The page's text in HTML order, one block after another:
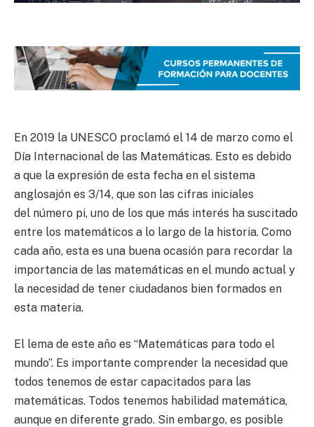
En 2019 la UNESCO proclamó el 14 de marzo como el
Día Internacional de las Matemáticas. Esto es debido
a que la expresión de esta fecha en el sistema
anglosajón es 3/14, que son las cifras iniciales
del número pi, uno de los que más interés ha suscitado
entre los matemáticos a lo largo de la historia. Como
cada año, esta es una buena ocasión para recordar la
importancia de las matemáticas en el mundo actual y
la necesidad de tener ciudadanos bien formados en
esta materia.
El lema de este año es “Matemáticas para todo el
mundo”. Es importante comprender la necesidad que
todos tenemos de estar capacitados para las
matemáticas. Todos tenemos habilidad matemática,
aunque en diferente grado. Sin embargo, es posible